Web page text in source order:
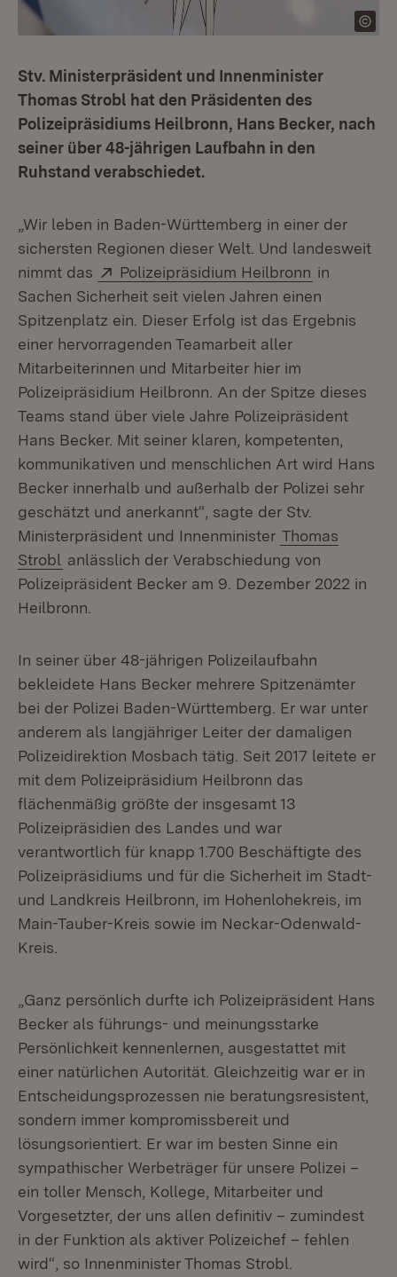
Stv. Ministerpräsident und Innenminister
Thomas Strobl hat den Präsidenten des
Polizeipräsidiums Heilbronn, Hans Becker, nach
seiner über 48-jährigen Laufbahn in den
Ruhstand verabschiedet.
„Wir leben in Baden-Württemberg in einer der
sichersten Regionen dieser Welt. Und landesweit
nimmt das
Extern:
Polizeipräsidium Heilbronn (Öffnet in
in
Sachen Sicherheit seit vielen Jahren einen
Spitzenplatz ein. Dieser Erfolg ist das Ergebnis
einer hervorragenden Teamarbeit aller
Mitarbeiterinnen und Mitarbeiter hier im
Polizeipräsidium Heilbronn. An der Spitze dieses
Teams stand über viele Jahre Polizeipräsident
Hans Becker. Mit seiner klaren, kompetenten,
kommunikativen und menschlichen Art wird Hans
Becker innerhalb und außerhalb der Polizei sehr
geschätzt und anerkannt“, sagte der Stv.
Ministerpräsident und Innenminister Thomas
Strobl anlässlich der Verabschiedung von
Polizeipräsident Becker am 9. Dezember 2022 in
Heilbronn.
In seiner über 48-jährigen Polizeilaufbahn
bekleidete Hans Becker mehrere Spitzenämter
bei der Polizei Baden-Württemberg. Er war unter
anderem als langjähriger Leiter der damaligen
Polizeidirektion Mosbach tätig. Seit 2017 leitete er
mit dem Polizeipräsidium Heilbronn das
flächenmäßig größte der insgesamt 13
Polizeipräsidien des Landes und war
verantwortlich für knapp 1.700 Beschäftigte des
Polizeipräsidiums und für die Sicherheit im Stadt-
und Landkreis Heilbronn, im Hohenlohekreis, im
Main-Tauber-Kreis sowie im Neckar-Odenwald-
Kreis.
„Ganz persönlich durfte ich Polizeipräsident Hans
Becker als führungs- und meinungsstarke
Persönlichkeit kennenlernen, ausgestattet mit
einer natürlichen Autorität. Gleichzeitig war er in
Entscheidungsprozessen nie beratungsresistent,
sondern immer kompromissbereit und
lösungsorientiert. Er war im besten Sinne ein
sympathischer Werbeträger für unsere Polizei –
ein toller Mensch, Kollege, Mitarbeiter und
Vorgesetzter, der uns allen definitiv – zumindest
in der Funktion als aktiver Polizeichef – fehlen
wird“, so Innenminister Thomas Strobl.